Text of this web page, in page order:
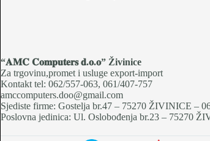
“𝐀𝐌𝐂 𝐂𝐨𝐦𝐩𝐮𝐭𝐞𝐫𝐬 𝐝.𝐨.𝐨” Živinice
Za trgovinu,promet i usluge export-import
Kontakt tel: 062/557-063, 061/407-757
amccomputers.doo@gmail.com
Sjediste firme: Gostelja br.47 – 75270 ŽIVINICE –
Poslovna jedinica: Ul. Oslobođenja br.23 – 75270